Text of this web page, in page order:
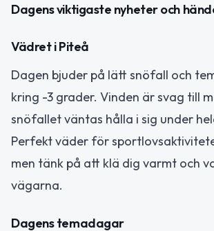
Dagens viktigaste nyheter och
Vädret i Piteå
Dagen bjuder på lätt snöfall och
kring -3 grader. Vinden är svag till
snöfallet väntas hålla i sig under
Perfekt väder för
men tänk på att klä dig varmt och
vägarna.
Dagens temadagar